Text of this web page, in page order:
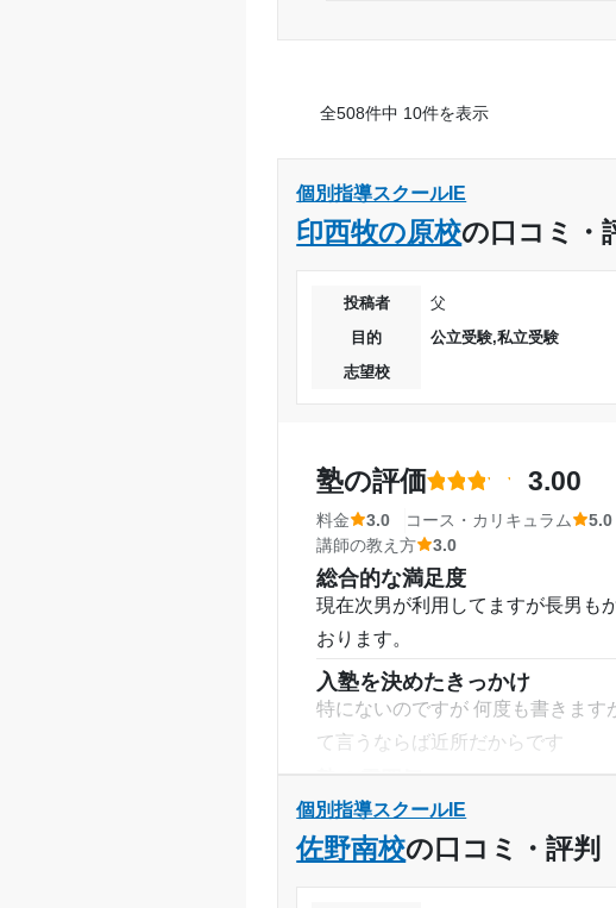
のはいいと思った
全508件中 10件を表示
個別指導スクールIE
印西牧の原校の口コミ・
投稿者 父
目的
公立受験,私立受験
志望校
塾の評価 3.00
料金 3.0 コース・カリキュラム 5.0
講師の教え方
3.0
総合的な満足度
現在次男が利用してますが長男も
おります。
入塾を決めたきっかけ
特にないのですが 何度も書きま
て言うならば近所だからです
どちらとも言えない
料金
個別指導スクールIE
佐野南校の口コミ・評判